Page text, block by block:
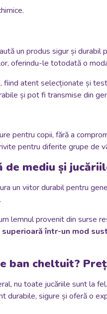
un produs sigur și
oferindu-le totodată o
atent selecționate și
și pot fi transmise din
pentru copii, fără a
pentru diferite grupe de
mediu și
un viitor durabil pentru
lemnul provenit din surse
într-un mod
ban cheltuit?
nu toate jucăriile sunt la fel.
sigure și oferă o